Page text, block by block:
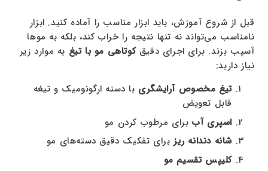
قبل از شروع آموزش، باید ابزار مناسب را آماده کنید. ابزار
نامناسب می‌تواند نه تنها نتیجه را خراب کند، بلکه به موها
آسیب بزند. برای اجرای دقیقکوتاهی مو با تیغ به موارد زیر
نیاز دارید:
تیغ مخصوص آرایشگری با دسته ارگونومیک و تیغه
قابل تعویض
اسپری آببرای مرطوب کردن مو
شانه دندانه ریزبرای تفکیک دقیق دسته‌های مو
کلیپس تقسیم مو